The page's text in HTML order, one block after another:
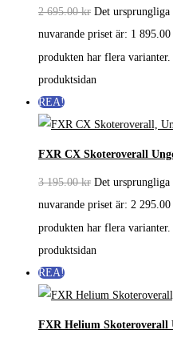
2 695.00kr Det
nuvarande priset är: 1 895.00
produkten har flera
produktsidan
REA!
FXR CX Skoteroverall
3 195.00kr Det
nuvarande priset är: 2 295.00
produkten har flera
produktsidan
REA!
FXR Helium Skoteroverall